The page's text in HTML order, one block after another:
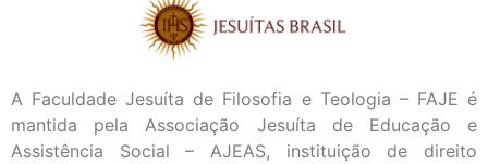
A Faculdade Jesuíta de Filosofia e Teologia – FAJE é
mantida pela Associação Jesuíta de Educação e
Assistência Social – AJEAS, instituição de direito